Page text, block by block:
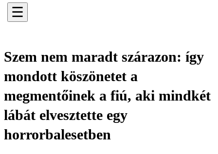
☰
Szem nem maradt szárazon: így
mondott köszönetet a
megmentőinek a fiú, aki mindkét
lábát elvesztette egy
horrorbalesetben